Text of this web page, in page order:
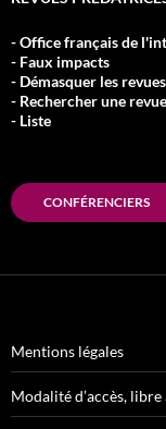
- Office français de
- Faux impacts
- Démasquer les revues
- Rechercher une revue
- Liste
CONFÉRENCIERS
Mentions légales
Modalité d’accès,